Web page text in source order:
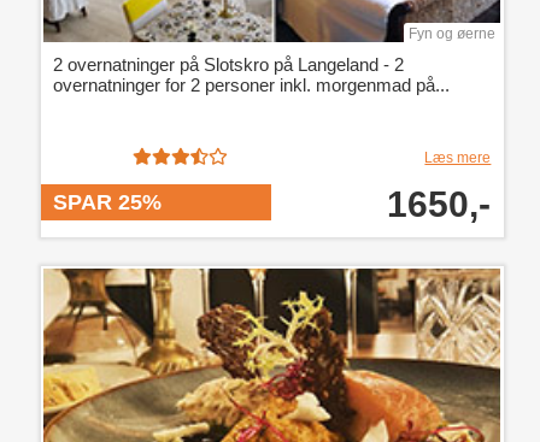
Fyn og øerne
2 overnatninger på Slotskro på Langeland - 2
overnatninger for 2 personer inkl. morgenmad på...
Læs mere
SPAR 25% 1650,-